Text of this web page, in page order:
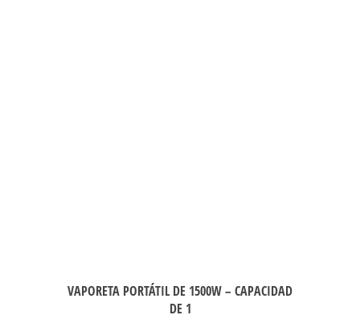
VAPORETA PORTÁTIL DE 1500W – CAPACIDAD
DE 1